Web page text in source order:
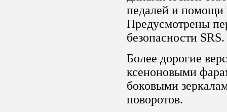
педалей и помощи
Предусмотрены
безопасности SRS.
Более дорогие
ксеноновыми
боковыми
поворотов.